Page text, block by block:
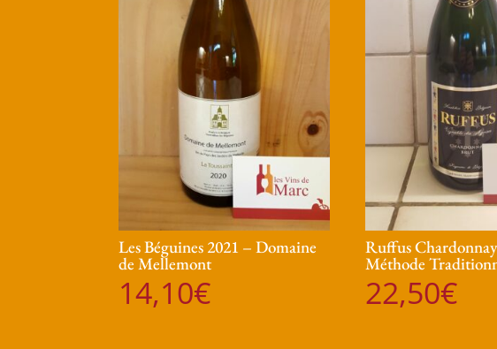
Les Béguines 2021 – Domaine
de Mellemont
14,10€
Ruffus
Méthode
22,50€